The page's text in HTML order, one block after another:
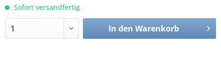
Sofort versandfertig
In den Warenkorb